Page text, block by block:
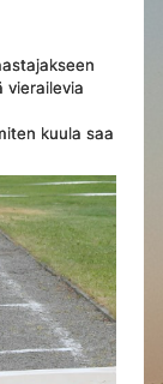
vierailevia
kuula saa